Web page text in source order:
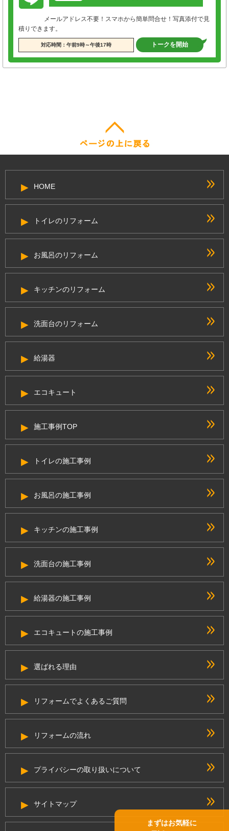
まずはお気軽に
メールアドレス不要！スマホから簡単問合せ！写真添付で見
積りできます。
対応時間：午前9時～午後17時 トークを開始
HOME
トイレのリフォーム
お風呂のリフォーム
キッチンのリフォーム
洗面台のリフォーム
給湯器
エコキュート
施工事例TOP
トイレの施工事例
お風呂の施工事例
キッチンの施工事例
洗面台の施工事例
給湯器の施工事例
エコキュートの施工事例
選ばれる理由
リフォームでよくあるご質問
リフォームの流れ
プライバシーの取り扱いについて
サイトマップ